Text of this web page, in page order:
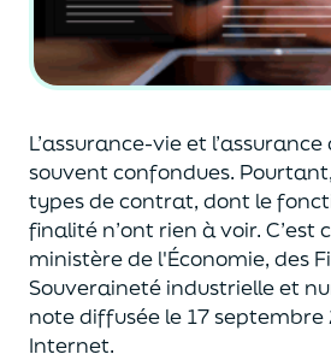
L’assurance-vie et
souventconfondues.
types de contrat, dont le
finalité n’ont rien à voir. C’est
ministère de l'Économie, des
Souveraineté industrielle et
note diffusée le 17
Internet.